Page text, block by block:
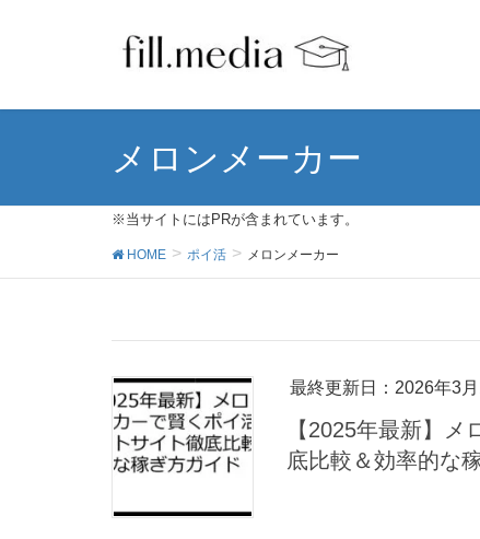
メロンメーカー
※当サイトにはPRが含まれています。
HOME ポイ活 メロンメーカー
最終更新日：2026年3月
【2025年最新】
底比較＆効率的な